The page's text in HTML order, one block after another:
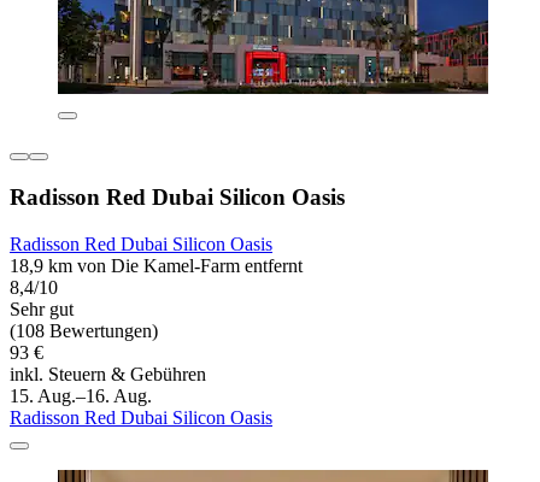
Radisson Red Dubai Silicon Oasis
Radisson Red Dubai Silicon Oasis
18,9 km von Die Kamel-Farm entfernt
8,4/10
Sehr gut
(108 Bewertungen)
93 €
inkl. Steuern & Gebühren
15. Aug.–16. Aug.
Radisson Red Dubai Silicon Oasis